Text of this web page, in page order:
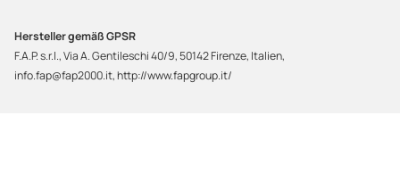
Hersteller gemäß GPSR
F.A.P. s.r.l., Via A. Gentileschi 40/9, 50142 Firenze, Italien,
info.fap@fap2000.it, http://www.fapgroup.it/